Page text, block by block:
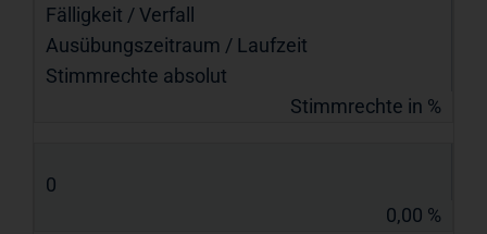
Fälligkeit / Verfall
Ausübungs­zeitraum / Laufzeit
Stimmrechte absolut
Stimmrechte in %
0
0,00 %